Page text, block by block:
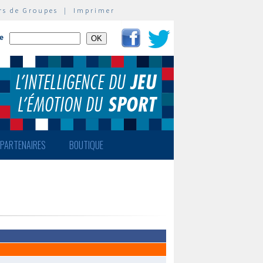
de Groupes | Imprimer
PARTENAIRES BOUTIQUE